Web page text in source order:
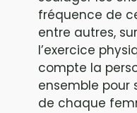
fréquence de
entre autres,
l’exercice
compte la
ensemble pour
de chaque